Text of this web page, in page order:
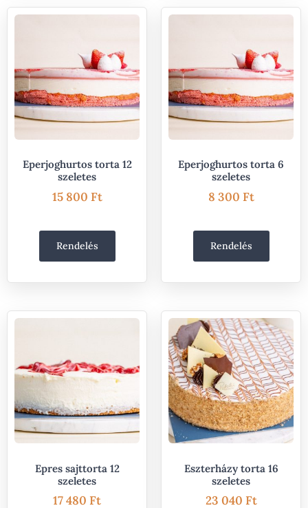
Eperjoghurtos torta 12
szeletes
15 800 Ft
Rendelés
Eperjoghurtos torta 6
szeletes
8 300 Ft
Rendelés
Epres sajttorta 12
szeletes
17 480 Ft
Eszterházy torta 16
szeletes
23 040 Ft